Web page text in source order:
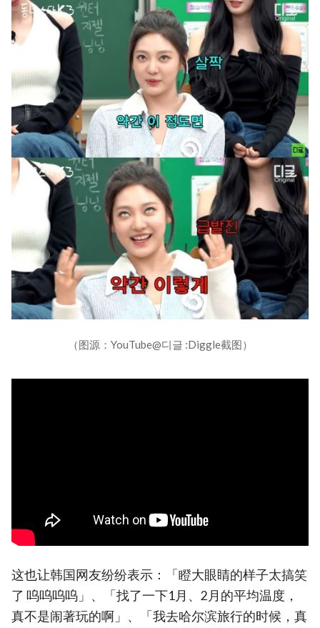
（图源：YouTube@디글 :Diggle截图）
这也让韩国网友纷纷表示：「瞪大眼睛的样子太搞笑
了 呜呜呜呜」、「找了一下1月、2月的平均温度，
真不是闹著玩的啊」、「我去哈尔滨旅行的时候，真